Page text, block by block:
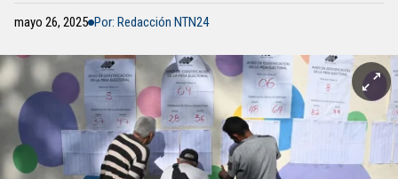
mayo 26, 2025 Por: Redacción NTN24